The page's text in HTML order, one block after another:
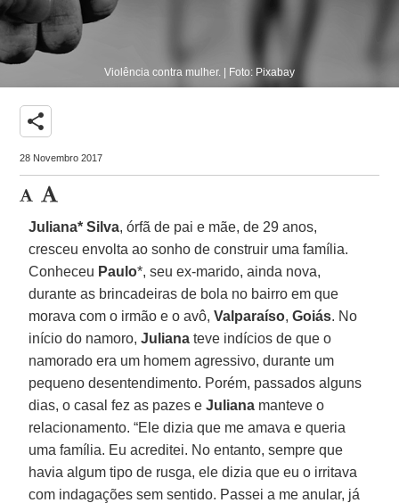
Violência contra mulher. | Foto: Pixabay
share
28 Novembro 2017
Juliana* Silva, órfã de pai e mãe, de 29 anos,
cresceu envolta ao sonho de construir uma família.
Conheceu Paulo*, seu ex-marido, ainda nova,
durante as brincadeiras de bola no bairro em que
morava com o irmão e o avô,Valparaíso,Goiás. No
início do namoro,Juliana teve indícios de que o
namorado era um homem agressivo, durante um
pequeno desentendimento. Porém, passados alguns
dias, o casal fez as pazes eJuliana manteve o
relacionamento. “Ele dizia que me amava e queria
uma família. Eu acreditei. No entanto, sempre que
havia algum tipo de rusga, ele dizia que eu o irritava
com indagações sem sentido. Passei a me anular, já